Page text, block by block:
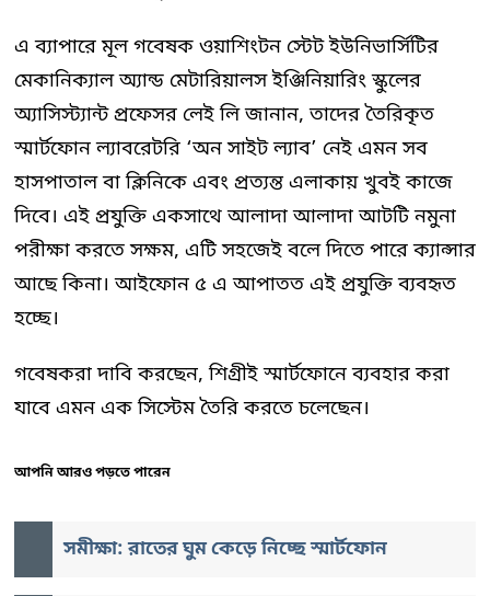
এ ব্যাপারে মূল গবেষক ওয়াশিংটন স্টেট ইউনিভার্সিটির
মেকানিক্যাল অ্যান্ড মেটারিয়ালস ইঞ্জিনিয়ারিং স্কুলের
অ্যাসিস্ট্যান্ট প্রফেসর লেই লি জানান, তাদের তৈরিকৃত
স্মার্টফোন ল্যাবরেটরি ‘অন সাইট ল্যাব’ নেই এমন সব
হাসপাতাল বা ক্লিনিকে এবং প্রত্যন্ত এলাকায় খুবই কাজে
দিবে। এই প্রযুক্তি একসাথে আলাদা আলাদা আটটি নমুনা
পরীক্ষা করতে সক্ষম, এটি সহজেই বলে দিতে পারে ক্যান্সার
আছে কিনা। আইফোন ৫ এ আপাতত এই প্রযুক্তি ব্যবহৃত
হচ্ছে।
গবেষকরা দাবি করছেন, শিগ্রীই স্মার্টফোনে ব্যবহার করা
যাবে এমন এক সিস্টেম তৈরি করতে চলেছেন।
আপনি আরও পড়তে পারেন
সমীক্ষা: রাতের ঘুম কেড়ে নিচ্ছে স্মার্টফোন